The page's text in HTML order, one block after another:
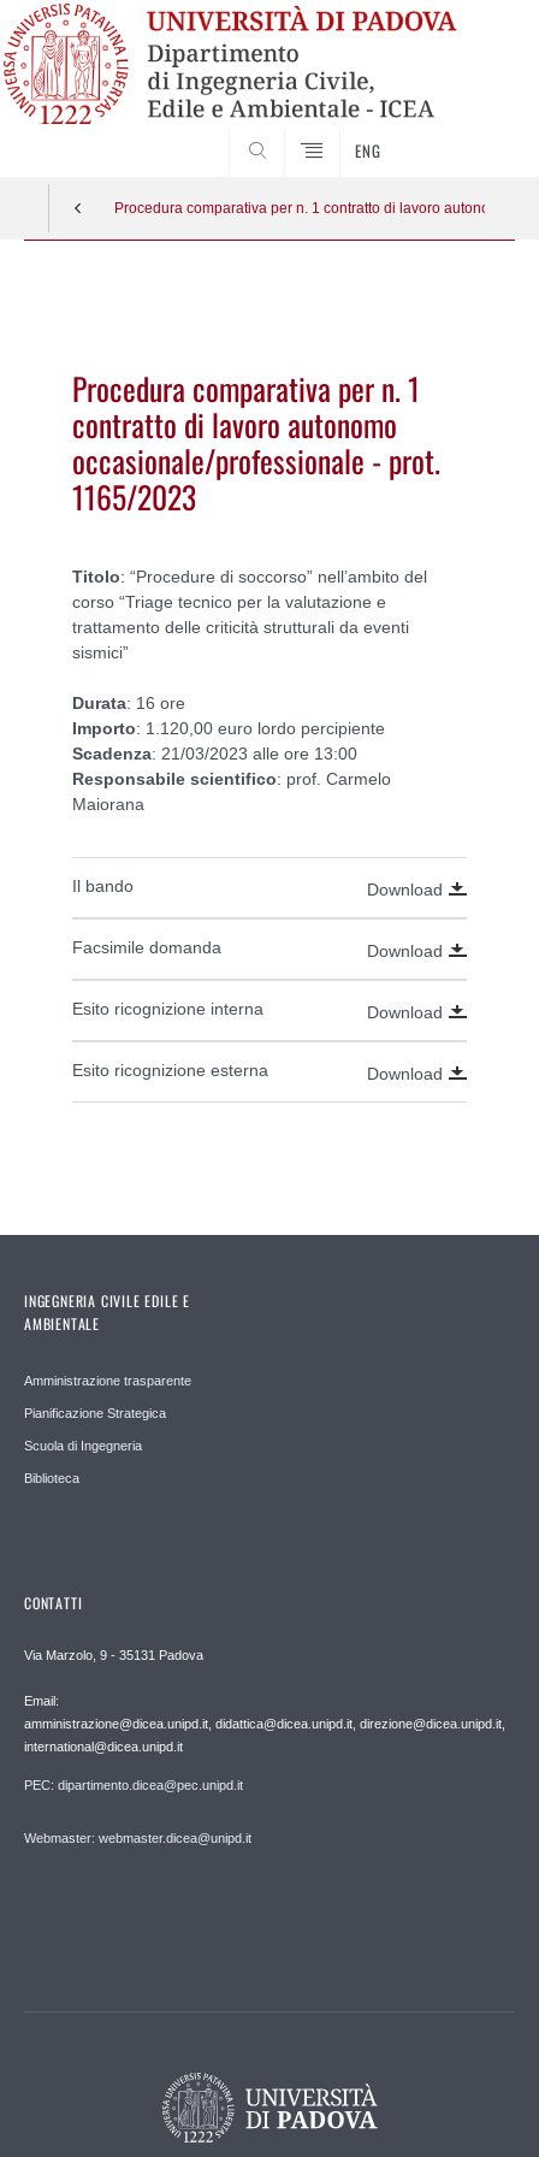
ENG
Procedura comparativa per n. 1 contratto di lavoro autonomo
Procedura comparativa per n. 1
contratto di lavoro autonomo
occasionale/professionale - prot.
1165/2023
Titolo: “Procedure di soccorso” nell’ambito del
corso “Triage tecnico per la valutazione e
trattamento delle criticità strutturali da eventi
sismici”
Durata: 16 ore
Importo: 1.120,00 euro lordo percipiente
Scadenza: 21/03/2023 alle ore 13:00
Responsabile scientifico: prof. Carmelo
Maiorana
Il bando Download
Facsimile domanda Download
Esito ricognizione interna Download
Esito ricognizione esterna Download
INGEGNERIA CIVILE EDILE E
AMBIENTALE
Amministrazione trasparente
Pianificazione Strategica
Scuola di Ingegneria
Biblioteca
CONTATTI
Via Marzolo, 9 - 35131 Padova
Email:
amministrazione@dicea.unipd.it, didattica@dicea.unipd.it, direzione@dicea.unipd.it,
international@dicea.unipd.it
PEC: dipartimento.dicea@pec.unipd.it
Webmaster: webmaster.dicea@unipd.it